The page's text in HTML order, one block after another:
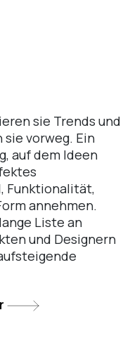
sie Trends und
vorweg. Ein
auf dem Ideen
Funktionalität,
annehmen.
Liste an
und Designern